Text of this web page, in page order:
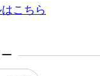
こちら